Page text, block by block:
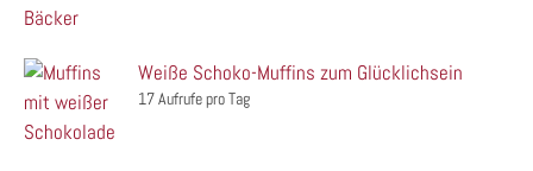
Weiße Schoko-Muffins zum Glücklichsein
17 Aufrufe pro Tag